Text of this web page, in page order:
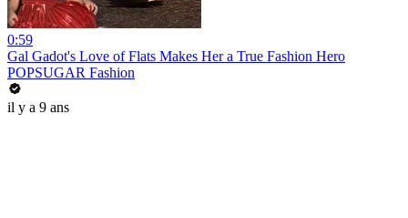
0:59
Gal Gadot's Love of Flats Makes Her a True Fashion Hero
POPSUGAR Fashion
il y a 9 ans